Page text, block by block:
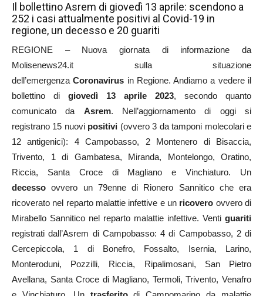
Il bollettino Asrem di giovedì 13 aprile: scendono a
252 i casi attualmente positivi al Covid-19 in
regione, un decesso e 20 guariti
REGIONE – Nuova giornata di informazione da
Molisenews24.it sulla situazione
dell’emergenzaCoronavirus in Regione. Andiamo a vedere il
bollettino di giovedì 13 aprile 2023, secondo quanto
comunicato da Asrem. Nell’aggiornamento di oggi si
registrano 15 nuovi positivi (ovvero 3 da tamponi molecolari e
12 antigenici): 4 Campobasso, 2 Montenero di Bisaccia,
Trivento, 1 di Gambatesa, Miranda, Montelongo, Oratino,
Riccia, Santa Croce di Magliano e Vinchiaturo. Un
decessoovvero un 79enne di Rionero Sannitico che era
ricoverato nel reparto malattie infettive e un ricovero ovvero di
Mirabello Sannitico nel reparto malattie infettive. Venti guariti
registrati dall’Asrem di Campobasso: 4 di Campobasso, 2 di
Cercepiccola, 1 di Bonefro, Fossalto, Isernia, Larino,
Monteroduni, Pozzilli, Riccia, Ripalimosani, San Pietro
Avellana, Santa Croce di Magliano, Termoli, Trivento, Venafro